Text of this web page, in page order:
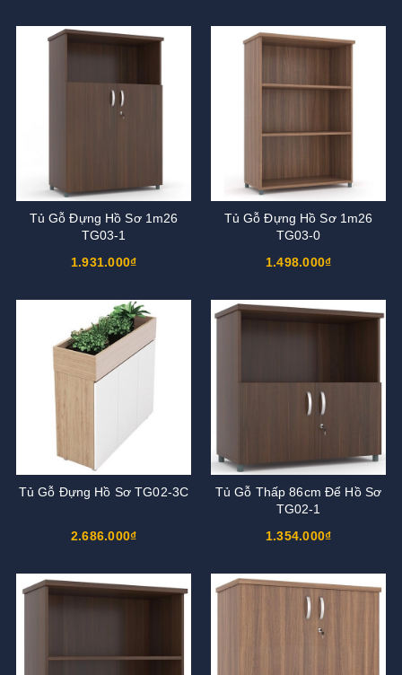
Tủ Gỗ Đựng Hồ Sơ 1m26
TG03-1
1.931.000₫
Tủ Gỗ Đựng Hồ Sơ 1m26
TG03-0
1.498.000₫
Tủ Gỗ Đựng Hồ Sơ TG02-3C
2.686.000₫
Tủ Gỗ Thấp 86cm Để Hồ Sơ
TG02-1
1.354.000₫